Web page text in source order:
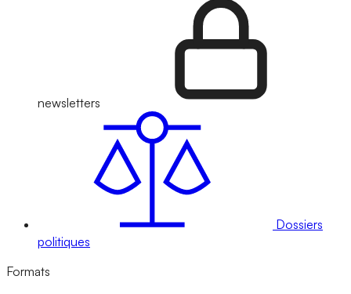
newsletters
Dossiers
politiques
Formats